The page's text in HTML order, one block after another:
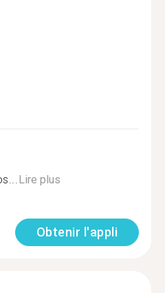
Lire plus
Obtenir l'appli